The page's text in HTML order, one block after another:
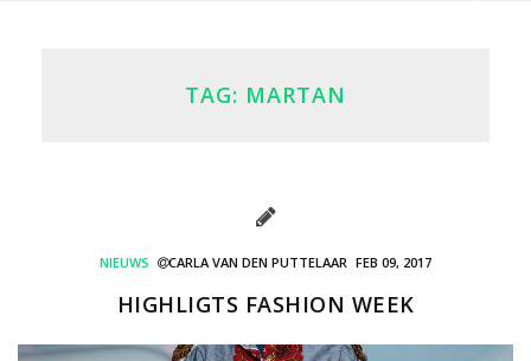
TAG: MARTAN
NIEUWS CARLA VAN DEN PUTTELAAR FEB 09, 2017
HIGHLIGTS FASHION WEEK